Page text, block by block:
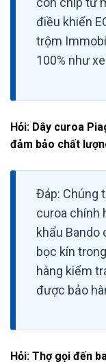
điều khiển
trộm
100% như
Hỏi: Dây curoa
đảm bảo chất
Đáp: Chúng
curoa chính
khẩu Bando
bọc kín
hàng kiểm
được bảo
Hỏi: Thợ gọi đến